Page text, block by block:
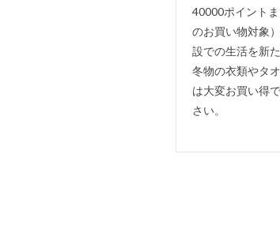
40000ポイント
のお買い物対象
設での生活を新
冬物の衣類やタ
は大変お買い得
さい。